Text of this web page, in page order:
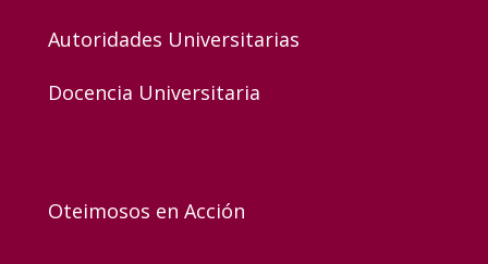
Autoridades Universitarias
Docencia Universitaria
Oteimosos en Acción